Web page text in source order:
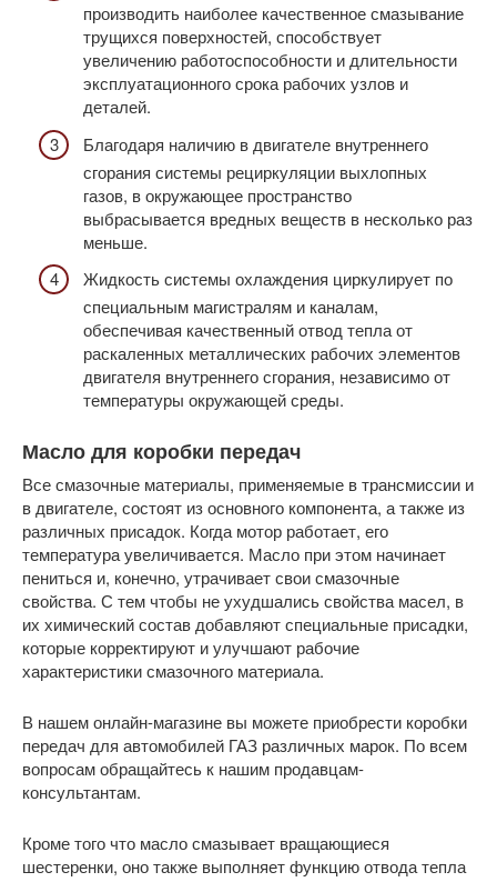
производить наиболее качественное смазывание
трущихся поверхностей, способствует
увеличению работоспособности и длительности
эксплуатационного срока рабочих узлов и
деталей.
Благодаря наличию в двигателе внутреннего
сгорания системы рециркуляции выхлопных
газов, в окружающее пространство
выбрасывается вредных веществ в несколько раз
меньше.
Жидкость системы охлаждения циркулирует по
специальным магистралям и каналам,
обеспечивая качественный отвод тепла от
раскаленных металлических рабочих элементов
двигателя внутреннего сгорания, независимо от
температуры окружающей среды.
Масло для коробки передач
Все смазочные материалы, применяемые в трансмиссии и
в двигателе, состоят из основного компонента, а также из
различных присадок. Когда мотор работает, его
температура увеличивается. Масло при этом начинает
пениться и, конечно, утрачивает свои смазочные
свойства. С тем чтобы не ухудшались свойства масел, в
их химический состав добавляют специальные присадки,
которые корректируют и улучшают рабочие
характеристики смазочного материала.
В нашем онлайн-магазине вы можете приобрести коробки
передач для автомобилей ГАЗ различных марок. По всем
вопросам обращайтесь к нашим продавцам-
консультантам.
Кроме того что масло смазывает вращающиеся
шестеренки, оно также выполняет функцию отвода тепла